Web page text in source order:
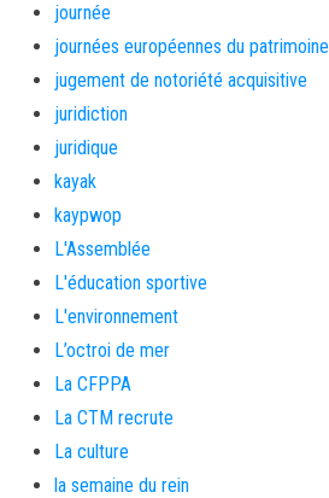
journée
journées européennes du patrimoine
jugement de notoriété acquisitive
juridiction
juridique
kayak
kaypwop
L'Assemblée
L'éducation sportive
L'environnement
L’octroi de mer
La CFPPA
La CTM recrute
La culture
la semaine du rein